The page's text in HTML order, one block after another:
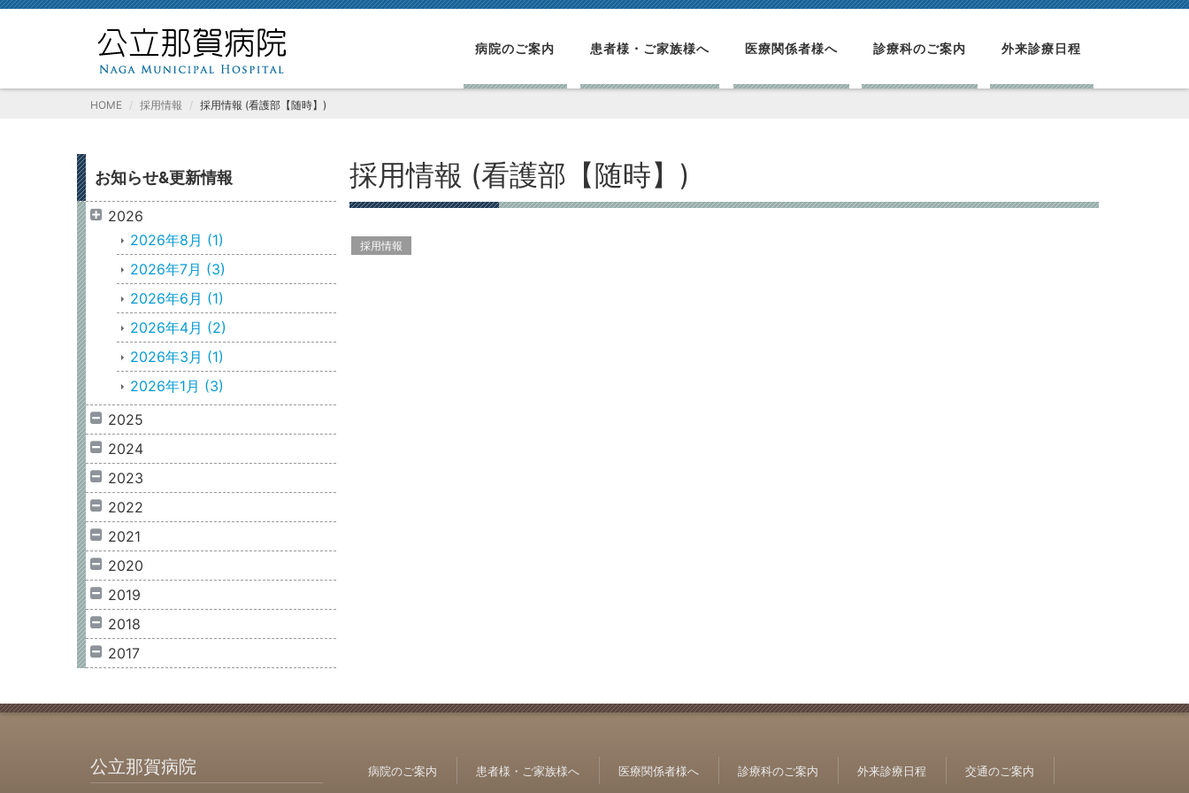
病院のご案内 患者様・ご家族様へ 医療関係者様へ 診療科のご案内 外来診療日程
HOME 採用情報 採用情報 (看護部【随時】)
採用情報 (看護部【随時】)
採用情報
お知らせ&更新情報
2026
2026年8月 (1)
2026年7月 (3)
2026年6月 (1)
2026年4月 (2)
2026年3月 (1)
2026年1月 (3)
2025
2024
2023
2022
2021
2020
2019
2018
2017
公立那賀病院 病院のご案内 患者様・ご家族様へ 医療関係者様へ 診療科のご案内 外来診療日程 交通のご案内